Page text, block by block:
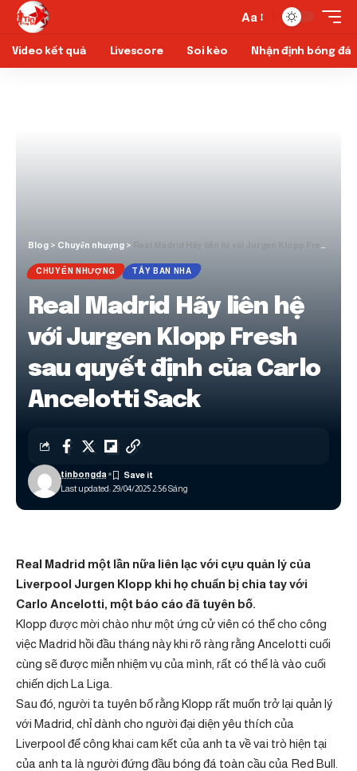
Aa
Video kết quả Livescore Soi kèo Nhận định bóng đá
Blog > Chuyển nhượng >
CHUYỂN NHƯỢNG TÂY BAN NHA
Real Madrid Hãy liên hệ
với Jurgen Klopp Fresh
sau quyết định của Carlo
Ancelotti Sack
Last updated: 29/04/2025 2:56 Sáng
tinbongda
Real Madrid một lần nữa liên lạc với cựu quản lý của
Liverpool Jurgen Klopp khi họ chuẩn bị chia tay với
Carlo Ancelotti, một báo cáo đã tuyên bố.
Klopp được mời chào như một ứng cử viên có thể cho công
việc Madrid hồi đầu tháng này khi rõ ràng rằng Ancelotti cuối
cùng sẽ được miễn nhiệm vụ của mình, rất có thể là vào cuối
chiến dịch La Liga.
Sau đó, người ta tuyên bố rằng Klopp rất muốn trở lại quản lý
với Madrid, chỉ dành cho người đại diện yêu thích của
Liverpool để công khai cam kết của anh ta về vai trò hiện tại
của anh ta là người đứng đầu bóng đá toàn cầu của Red Bull.